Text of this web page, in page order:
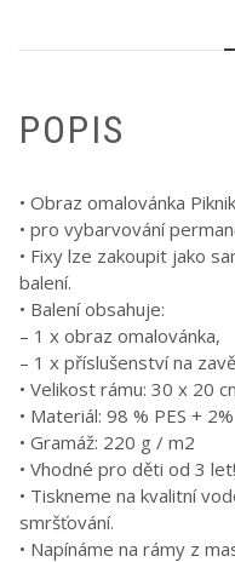
POPIS
• Obraz omalovánka Piknik
• pro vybarvování
• Fixy lze zakoupit jako
balení.
• Balení obsahuje:
– 1 x obraz omalovánka,
– 1 x příslušenství na
• Velikost rámu: 30 x 20
• Materiál: 98 % PES +
• Gramáž: 220 g / m2
• Vhodné pro děti od 3 let!
• Tiskneme na kvalitní
smršťování.
• Napínáme na rámy z